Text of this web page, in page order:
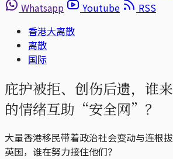
Whatsapp
Youtube
RSS
香港大离散
离散
国际
庇护被拒、创伤后遗，谁
的情绪互助“安全网”？
大量香港移民带着政治社会变动与连根
英国，谁在努力接住他们？